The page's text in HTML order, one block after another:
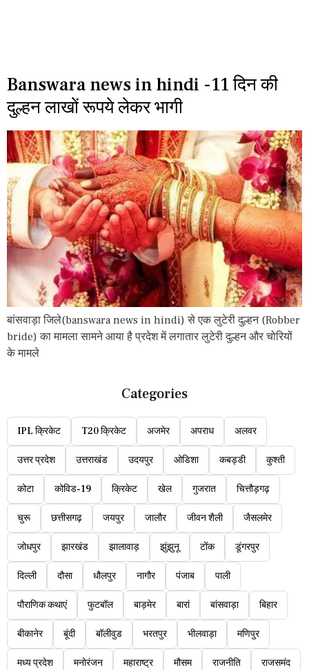
Banswara news in hindi -11 दिन की
दुल्हन लाखों रूपये लेकर भागी
बांसवाड़ा जिले(banswara news in hindi) से एक लुटेरी दुल्हन (Robber
bride) का मामला सामने आया है प्रदेश में लगातार लुटेरी दुल्हन और चोरियों
के मामले
Categories
IPL क्रिकेट T20 क्रिकेट अजमेर अपराध अलवर
उत्तर प्रदेश उत्तराखंड उदयपुर ओडिशा कबड्डी कुश्ती
कोटा कोविड-19 क्रिकेट खेल गुजरात चित्तौड़गढ़
चुरू छत्तीसगढ़ जयपुर जालौर जीवन शैली जैसलमेर
जोधपुर झारखंड झालावाड़ झुंझुनू टोंक डूंगरपुर
दिल्ली दौसा धौलपुर नागौर पंजाब पाली
पौराणिक कथाएं फुटबॉल बाड़मेर बारां बांसवाड़ा बिहार
बीकानेर बूंदी बॉलीवुड भरतपुर भीलवाड़ा मणिपुर
मध्य प्रदेश मनोरंजन महाराष्ट्र मौसम राजनीति राजसमंद